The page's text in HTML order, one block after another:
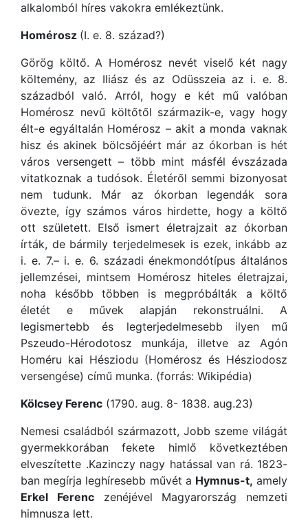
alkalomból híres vakokra emlékeztünk.
Homérosz (I. e. 8. század?)
Görög költő. A Homérosz nevét viselő két nagy
költemény, az Iliász és az Odüsszeia az i. e. 8.
századból való. Arról, hogy e két mű valóban
Homérosz nevű költőtől származik-e, vagy hogy
élt-e egyáltalán Homérosz – akit a monda vaknak
hisz és akinek bölcsőjéért már az ókorban is hét
város versengett – több mint másfél évszázada
vitatkoznak a tudósok. Életéről semmi bizonyosat
nem tudunk. Már az ókorban legendák sora
övezte, így számos város hirdette, hogy a költő
ott született. Első ismert életrajzait az ókorban
írták, de bármily terjedelmesek is ezek, inkább az
i. e. 7.– i. e. 6. századi énekmondótípus általános
jellemzései, mintsem Homérosz hiteles életrajzai,
noha később többen is megpróbálták a költő
életét e művek alapján rekonstruálni. A
legismertebb és legterjedelmesebb ilyen mű
Pszeudo-Hérodotosz munkája, illetve az Agón
Homéru kai Hésziodu (Homérosz és Hésziodosz
versengése) című munka. (forrás: Wikipédia)
Kölcsey Ferenc (1790. aug. 8- 1838. aug.23)
Nemesi családból származott, Jobb szeme világát
gyermekkorában fekete himlő következtében
elveszítette .Kazinczy nagy hatással van rá. 1823-
ban megírja leghíresebb művét a Hymnus-t, amely
Erkel Ferenczenéjével Magyarország nemzeti
himnusza lett.